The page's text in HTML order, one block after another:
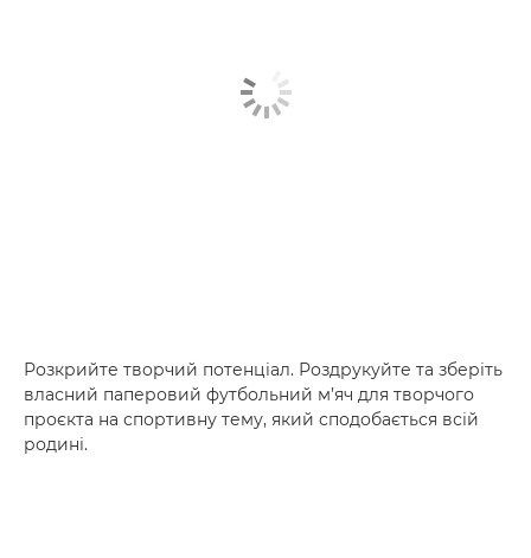
Розкрийте творчий потенціал. Роздрукуйте та зберіть
власний паперовий футбольний м’яч для творчого
проєкта на спортивну тему, який сподобається всій
родині.